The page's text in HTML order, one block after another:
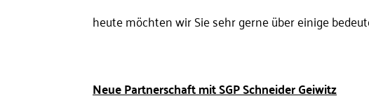
heute möchten wir Sie sehr gerne über einige
Neue Partnerschaft mit SGP Schneider Geiwitz